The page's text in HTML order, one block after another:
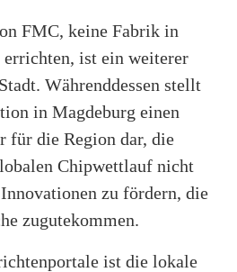
FMC, keine Fabrik in
ist ein weiterer
Währenddessen stellt
in Magdeburg einen
für die Region dar, die
Chipwettlauf nicht
zu fördern, die
zugutekommen.
ist die lokale